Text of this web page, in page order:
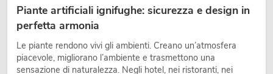
Piante artificiali ignifughe: sicurezza e design in
perfetta armonia
Le piante rendono vivi gli ambienti. Creano un’atmosfera
piacevole, migliorano l’ambiente e trasmettono una
sensazione di naturalezza. Negli hotel, nei ristoranti, nei